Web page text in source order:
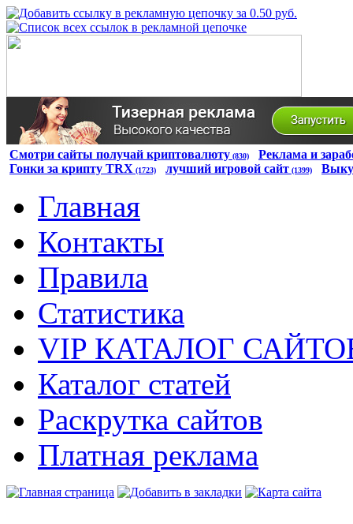
Смотри сайты получай криптовалюту (830)
Реклама и
Гонки за крипту TRX (1723) лучший игровой сайт (1399)
Главная
Контакты
Правила
Статистика
VIP КАТАЛОГ
Каталог статей
Раскрутка сайтов
Платная реклама